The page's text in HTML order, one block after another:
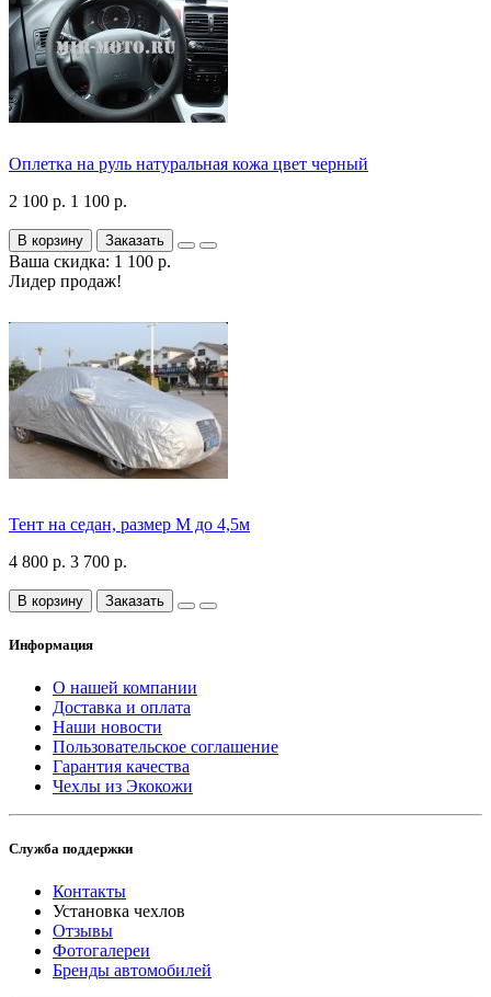
Оплетка на руль натуральная кожа цвет черный
2 100 р. 1 100 р.
В корзину Заказать
Ваша скидка: 1 100 р.
Лидер продаж!
Тент на седан, размер М до 4,5м
4 800 р. 3 700 р.
В корзину Заказать
Информация
О нашей компании
Доставка и оплата
Наши новости
Пользовательское соглашение
Гарантия качества
Чехлы из Экокожи
Служба поддержки
Контакты
Установка чехлов
Отзывы
Фотогалереи
Бренды автомобилей